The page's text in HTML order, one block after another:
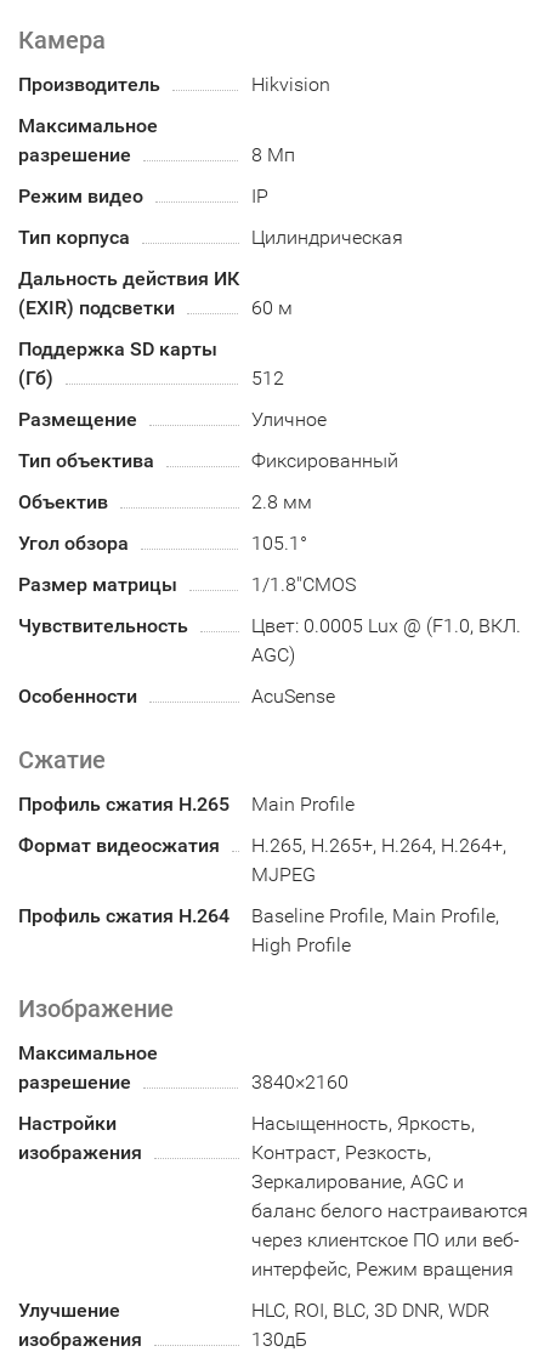
Камера
Производитель
Hikvision
Максимальное
разрешение
8 Мп
Режим видео
IP
Тип корпуса
Цилиндрическая
Дальность действия ИК
(EXIR) подсветки
60 м
Поддержка SD карты
(Гб)
512
Размещение
Уличное
Тип объектива
Фиксированный
Объектив
2.8 мм
Угол обзора
105.1°
Размер матрицы
1/1.8"CMOS
Чувствительность
Цвет: 0.0005 Lux @ (F1.0, ВКЛ.
AGC)
Особенности
AcuSense
Сжатие
Профиль сжатия H.265
Main Profile
Формат видеосжатия
H.265, H.265+, H.264, H.264+,
MJPEG
Профиль сжатия H.264
Baseline Profile, Main Profile,
High Profile
Изображение
Максимальное
разрешение
3840×2160
Настройки
изображения
Насыщенность, Яркость,
Контраст, Резкость,
Зеркалирование, AGC и
баланс белого настраиваются
через клиентское ПО или веб-
интерфейс, Режим вращения
Улучшение
изображения
HLC, ROI, BLC, 3D DNR, WDR
130дБ